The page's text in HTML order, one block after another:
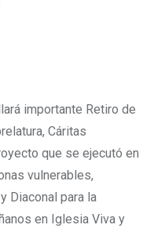
importante Retiro de
Cáritas
que se ejecutó en
vulnerables,
Diaconal para la
en Iglesia Viva y